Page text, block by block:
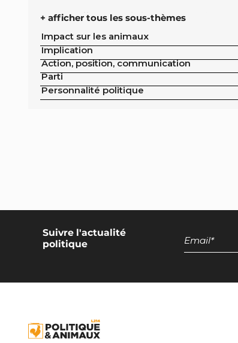
Offre végétale lors des réceptions
Exclusion de l'élevage intensif des
publics de la ville
Exclusion de la pisciculture des
publics de la ville
piscicoles
Mesures miroirs sur les produits
Interdiction des navires de pêche de
Interdiction nationale des élevages
d’insectes
+ afficher tous les sous-thèmes
Impact sur les animaux
Implication
Action, position, communication
Parti
Personnalité politique
Suivre l'actualité
politique